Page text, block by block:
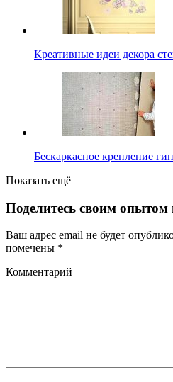
Креативные идеи декора
Бескаркасное крепление
Показать ещё
Поделитесь своим опытом
Ваш адрес email не будет
помечены *
Комментарий